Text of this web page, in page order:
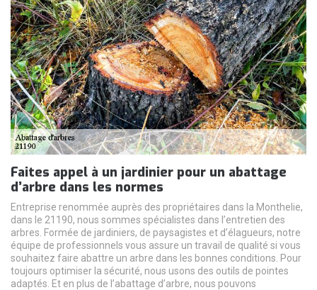
Faites appel à un jardinier pour un abattage
d’arbre dans les normes
Entreprise renommée auprès des propriétaires dans la Monthelie,
dans le 21190, nous sommes spécialistes dans l’entretien des
arbres. Formée de jardiniers, de paysagistes et d’élagueurs, notre
équipe de professionnels vous assure un travail de qualité si vous
souhaitez faire abattre un arbre dans les bonnes conditions. Pour
toujours optimiser la sécurité, nous usons des outils de pointes
adaptés. Et en plus de l’abattage d’arbre, nous pouvons